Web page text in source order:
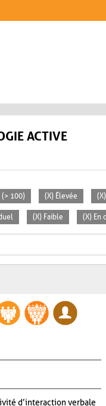
ACTIVE
(> 100) (X) Élevée
(X) Faible (X) En
d’interaction verbale